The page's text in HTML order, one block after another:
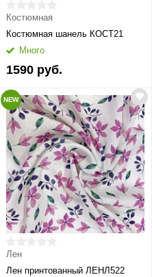
Костюмная
Костюмная шанель КОСТ21
Много
1590 руб.
NEW
Лен
Лен принтованный ЛЕНЛ522